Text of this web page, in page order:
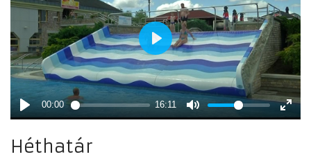
Héthatár